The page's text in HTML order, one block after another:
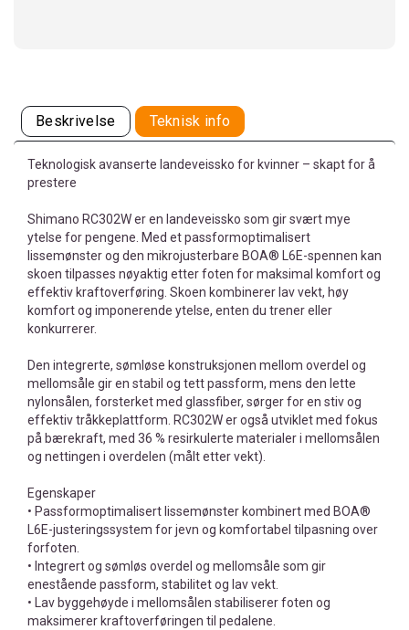
Beskrivelse Teknisk info
Teknologisk avanserte landeveissko for kvinner – skapt for å
prestere
Shimano RC302W er en landeveissko som gir svært mye
ytelse for pengene. Med et passformoptimalisert
lissemønster og den mikrojusterbare BOA® L6E-spennen kan
skoen tilpasses nøyaktig etter foten for maksimal komfort og
effektiv kraftoverføring. Skoen kombinerer lav vekt, høy
komfort og imponerende ytelse, enten du trener eller
konkurrerer.
Den integrerte, sømløse konstruksjonen mellom overdel og
mellomsåle gir en stabil og tett passform, mens den lette
nylonsålen, forsterket med glassfiber, sørger for en stiv og
effektiv tråkkeplattform. RC302W er også utviklet med fokus
på bærekraft, med 36 % resirkulerte materialer i mellomsålen
og nettingen i overdelen (målt etter vekt).
Egenskaper
• Passformoptimalisert lissemønster kombinert med BOA®
L6E-justeringssystem for jevn og komfortabel tilpasning over
forfoten.
• Integrert og sømløs overdel og mellomsåle som gir
enestående passform, stabilitet og lav vekt.
• Lav byggehøyde i mellomsålen stabiliserer foten og
maksimerer kraftoverføringen til pedalene.